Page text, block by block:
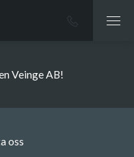
Veinge AB!
oss